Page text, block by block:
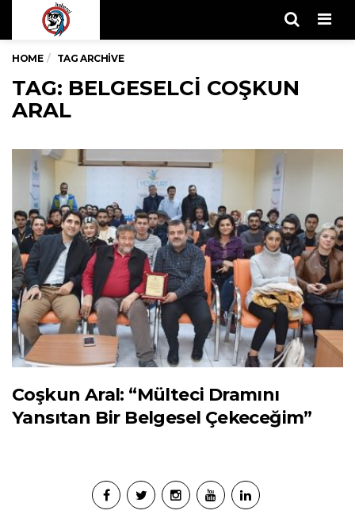
HOME TAG ARCHIVE
TAG: BELGESELCI COŞKUN
ARAL
Coşkun Aral: “Mülteci Dramını
Yansıtan Bir Belgesel Çekeceğim”